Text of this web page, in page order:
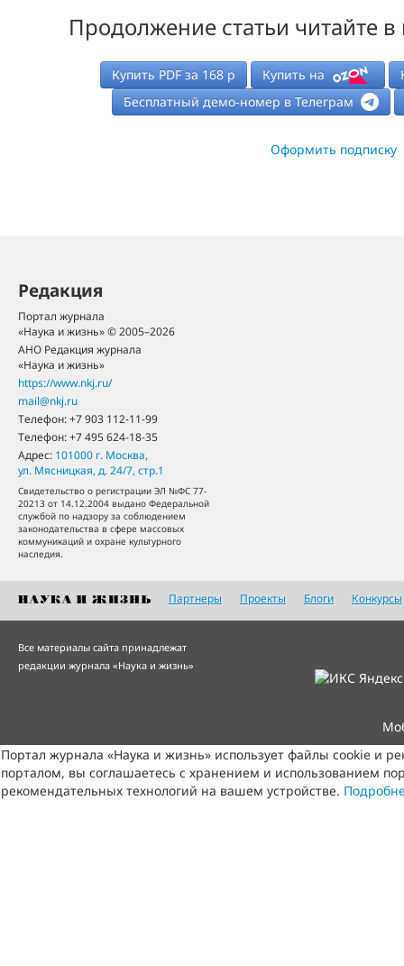
Продолжение статьи читайте
Купить PDF за 168 р Купить на
Бесплатный демо-номер в Телеграм
Оформить подписку
Редакция
Портал журнала
«Наука и жизнь» © 2005–2026
АНО Редакция журнала
«Наука и жизнь»
https://www.nkj.ru/
mail@nkj.ru
Телефон:+7 903 112-11-99
Телефон:+7 495 624-18-35
Адрес: 101000 г. Москва,
ул. Мясницкая, д. 24/7, стр.1
Свидетельство о регистрации ЭЛ №ФС 77-
20213 от 14.12.2004 выдано Федеральной
службой по надзору за соблюдением
законодательства в сфере массовых
коммуникаций и охране культурного
наследия.
Партнеры Проекты Блоги Конкурсы
Все материалы сайта принадлежат
редакции журнала «Наука и жизнь»
Портал журнала «Наука и жизнь» использует файлы cookie и
порталом, вы соглашаетесь с хранением и использованием
рекомендательных технологий на вашем устройстве.